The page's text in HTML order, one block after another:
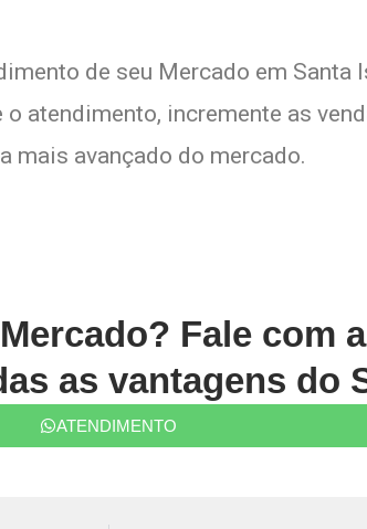
de seu Mercado em Santa
atendimento, incremente as
mais avançado do mercado.
Fale com
as vantagens do
ATENDIMENTO